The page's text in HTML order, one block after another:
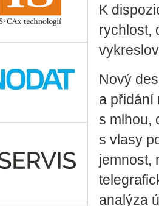
K
rychlost,
Nový
a přidání
s mlhou,
s vlasy
jemnost,
analýza